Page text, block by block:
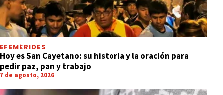
EFEMÉRIDES
Hoy es San Cayetano: su historia y la oración para
pedir paz, pan y trabajo
7 de agosto, 2026